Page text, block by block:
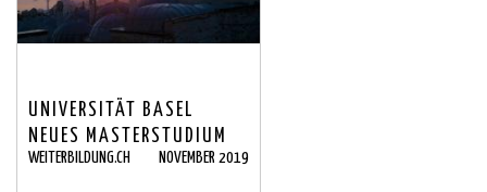
UNIVERSITÄT BASEL
NEUES MASTERSTUDIUM
«INTERRELIGIOUS
WEITERBILDUNG.CH NOVEMBER 2019